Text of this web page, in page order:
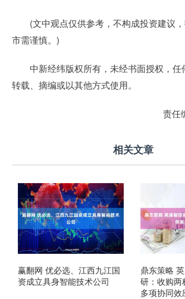
(文中观点仅供参考，不构成投资建议，
市需谨慎。)
中新经纬版权所有，未经书面授权，任
转载、摘编或以其他方式使用。
责任
相关文章
赢翻网 优必选、江西九江国
资成立具身智能技术公司
鼎东策略
研：收购两
多项协同效